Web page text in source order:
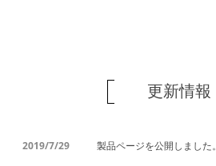
更新情報
2019/7/29 製品ページを公開しました。